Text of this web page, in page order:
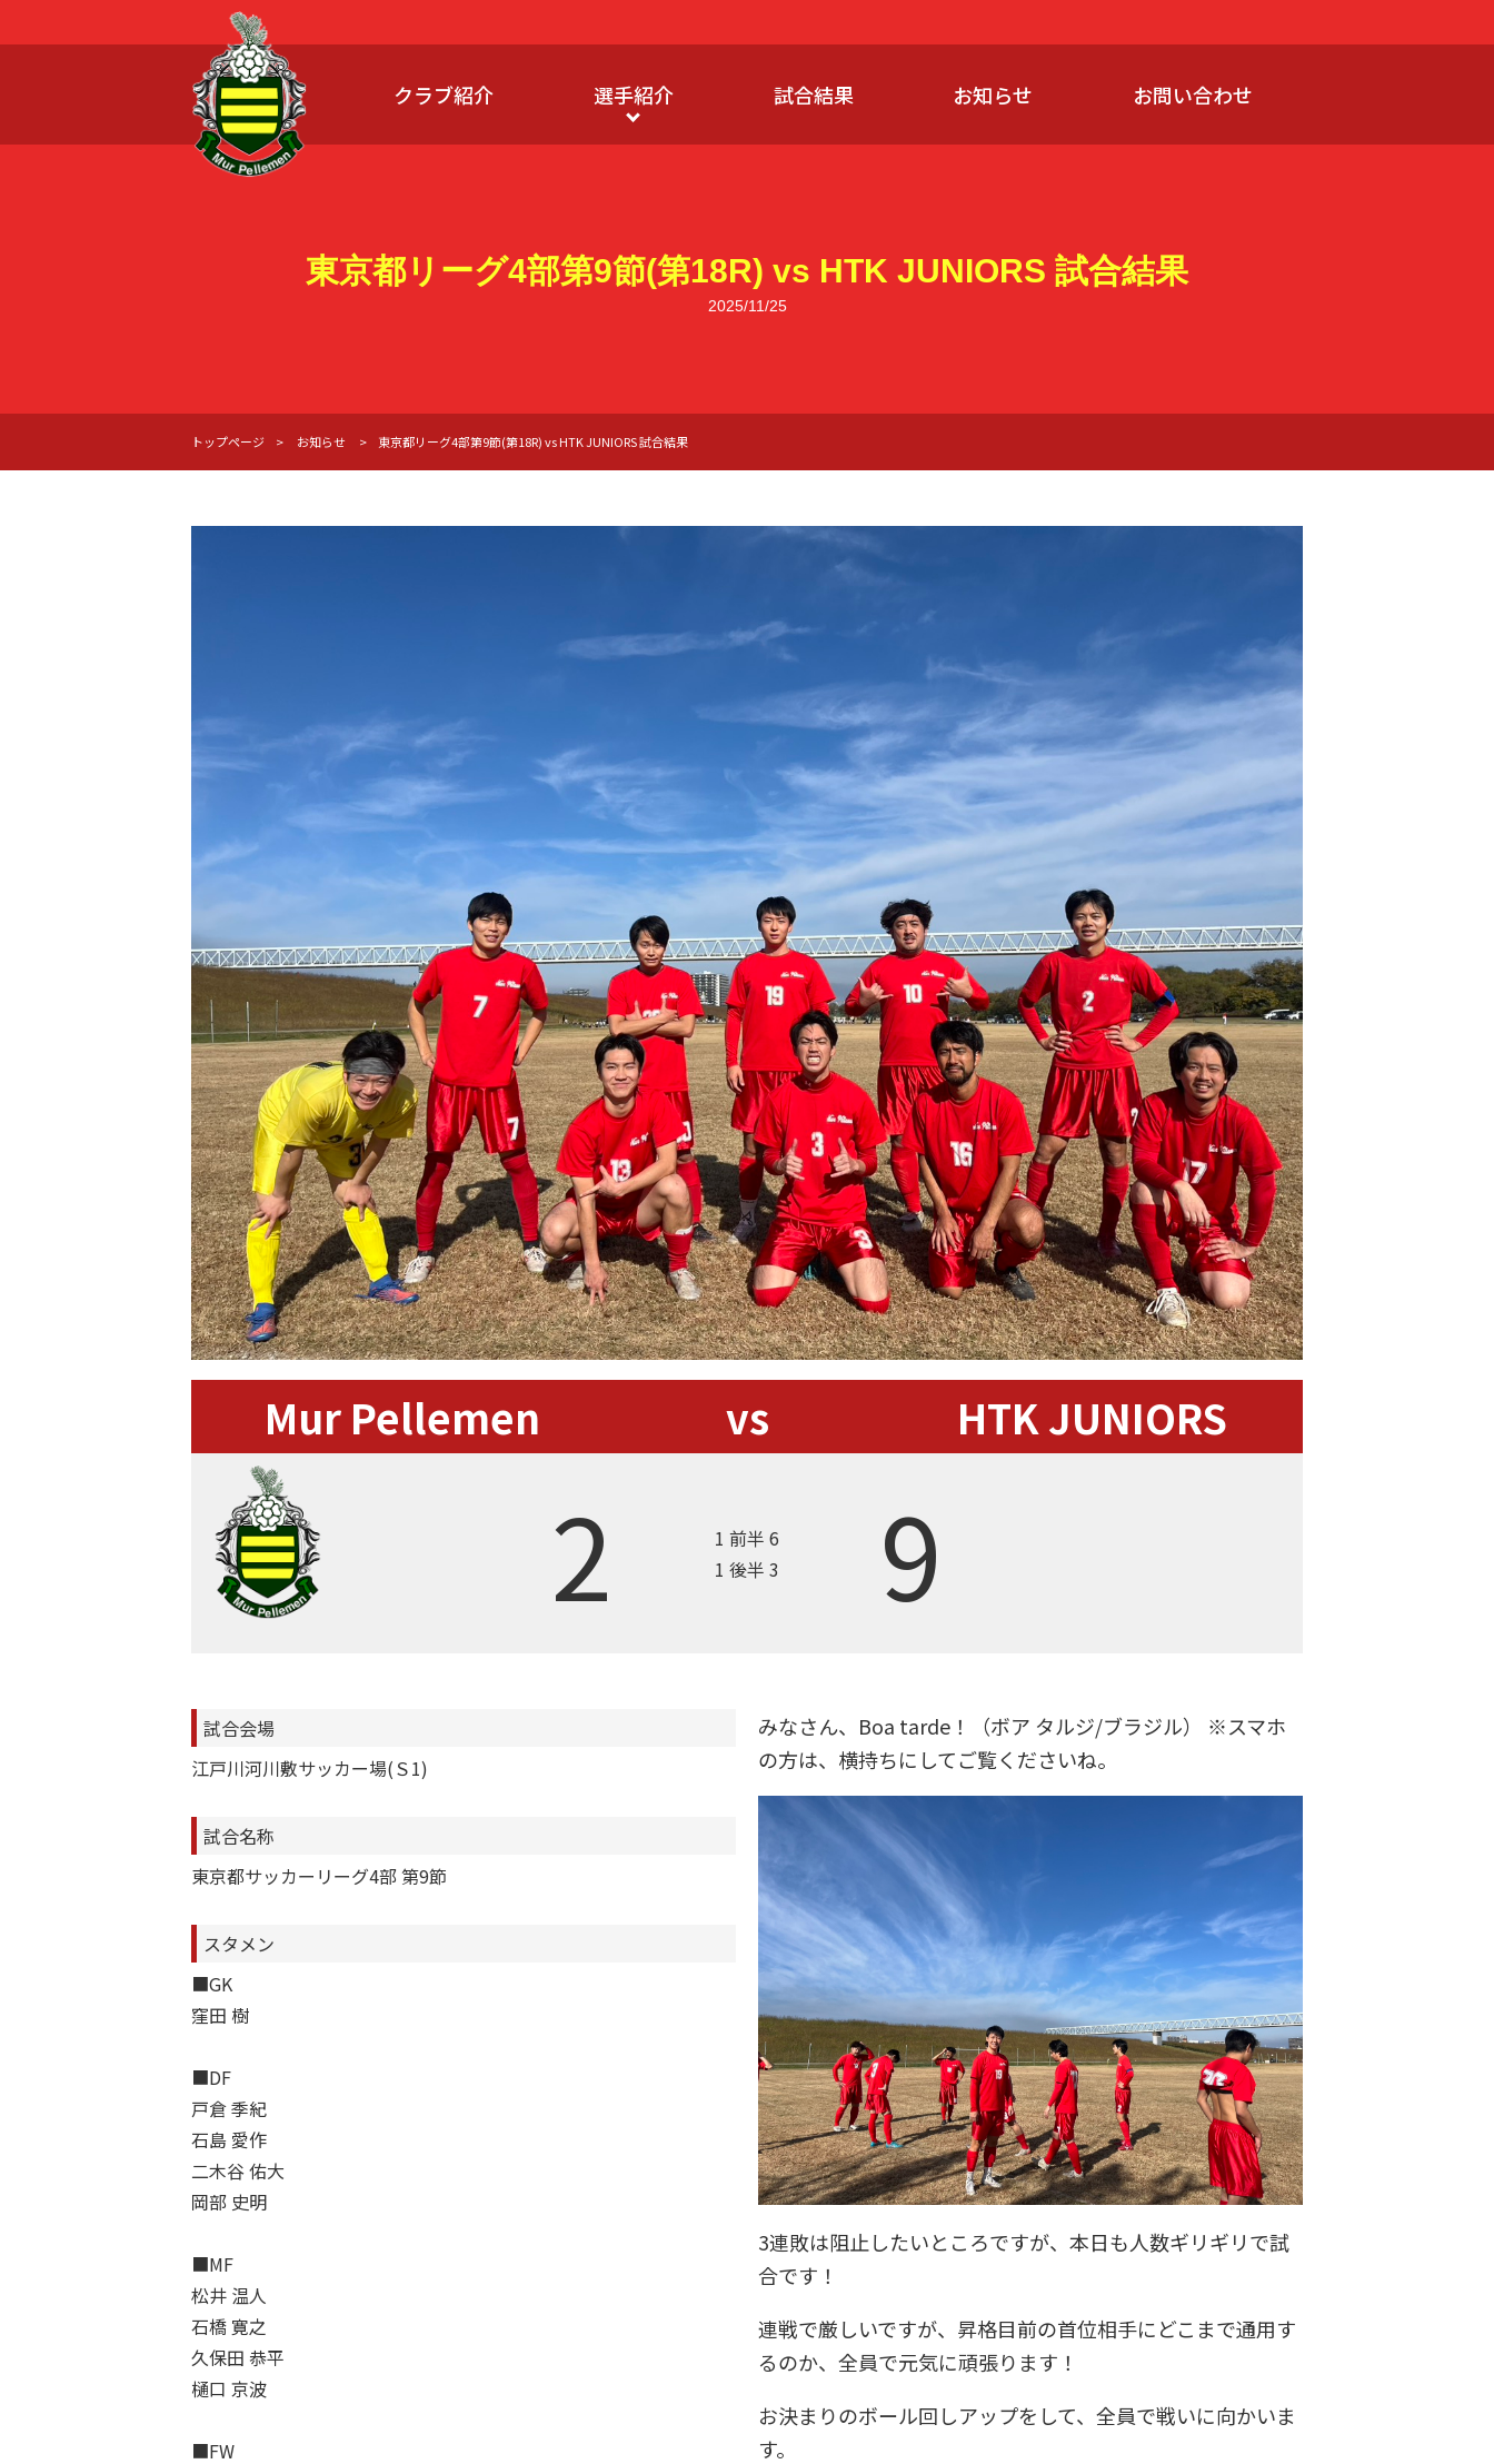
クラブ紹介 選手紹介 試合結果 お知らせ お問い合わせ
東京都リーグ4部第9節(第18R) vs HTK JUNIORS 試合結果
2025/11/25
トップページ お知らせ 東京都リーグ4部第9節(第18R) vs HTK JUNIORS 試合結果
Mur Pellemen vs HTK JUNIORS
2
1 前半 6
1 後半 3
9
試合会場
江戸川河川敷サッカー場(Ｓ1)
試合名称
東京都サッカーリーグ4部 第9節
スタメン
■GK
窪田 樹
■DF
戸倉 季紀
石島 愛作
二木谷 佑大
岡部 史明
■MF
松井 温人
石橋 寛之
久保田 恭平
樋口 京波
■FW
みなさん、Boa tarde！（ボア タルジ/ブラジル） ※スマホ
の方は、横持ちにしてご覧くださいね。
3連敗は阻止したいところですが、本日も人数ギリギリで試
合です！
連戦で厳しいですが、昇格目前の首位相手にどこまで通用す
るのか、全員で元気に頑張ります！
お決まりのボール回しアップをして、全員で戦いに向かいま
す。